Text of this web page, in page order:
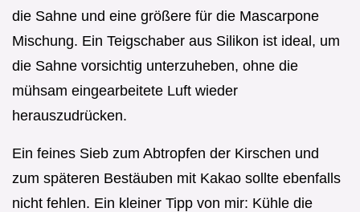
die Sahne und eine größere für die Mascarpone
Mischung. Ein Teigschaber aus Silikon ist ideal, um
die Sahne vorsichtig unterzuheben, ohne die
mühsam eingearbeitete Luft wieder
herauszudrücken.
Ein feines Sieb zum Abtropfen der Kirschen und
zum späteren Bestäuben mit Kakao sollte ebenfalls
nicht fehlen. Ein kleiner Tipp von mir: Kühle die